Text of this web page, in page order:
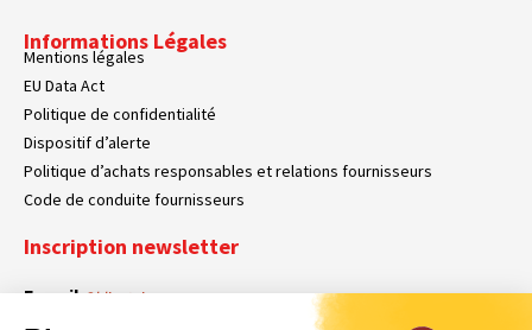
Informations Légales
Mentions légales
EU Data Act
Politique de confidentialité
Dispositif d’alerte
Politique d’achats responsables et relations fournisseurs
Code de conduite fournisseurs
Inscription newsletter
E-mailObligatoire